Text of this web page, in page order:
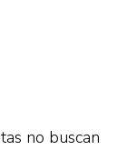
no buscan